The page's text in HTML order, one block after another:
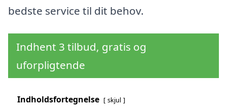
bedste service til dit behov.
Indhent 3 tilbud, gratis og
uforpligtende
Indholdsfortegnelse skjul